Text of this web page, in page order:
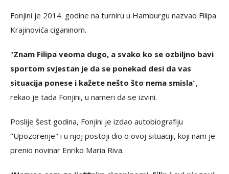
Fonjini je 2014. godine na turniru u Hamburgu nazvao Filipa
Krajinovića ciganinom.
"Znam Filipa veoma dugo, a svako ko se ozbiljno bavi
sportom svjestan je da se ponekad desi da vas
situacija ponese i kažete nešto što nema smisla",
rekao je tada Fonjini, u nameri da se izvini.
Poslije šest godina, Fonjini je izdao autobiografiju
"Upozorenje" i u njoj postoji dio o ovoj situaciji, koji nam je
prenio novinar Enriko Maria Riva.